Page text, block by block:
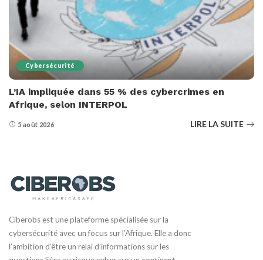
Cybersécurité
L’IA impliquée dans 55 % des cybercrimes en
Afrique, selon INTERPOL
5 août 2026 LIRE LA SUITE
Ciberobs est une plateforme spécialisée sur la
cybersécurité avec un focus sur l’Afrique. Elle a donc
l’ambition d’être un relai d’informations sur les